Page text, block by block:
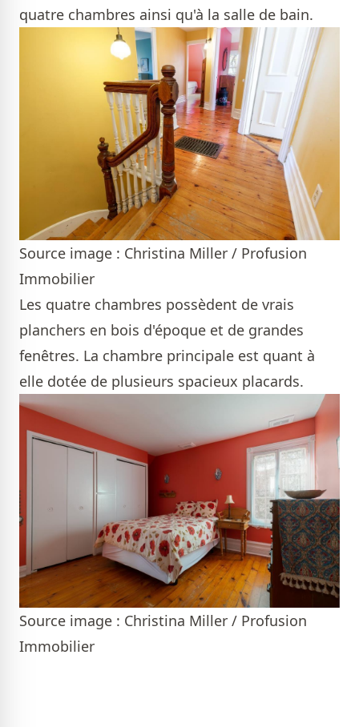
quatre chambres ainsi qu'à la salle de bain.
Source image : Christina Miller / Profusion
Immobilier
Les quatre chambres possèdent de vrais
planchers en bois d'époque et de grandes
fenêtres. La chambre principale est quant à
elle dotée de plusieurs spacieux placards.
Source image : Christina Miller / Profusion
Immobilier